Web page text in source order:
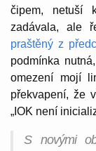
čipem, netuší
zadávala, ale
praštěný z
podmínka
omezení mojí
překvapení, že
„IOK není
S novými